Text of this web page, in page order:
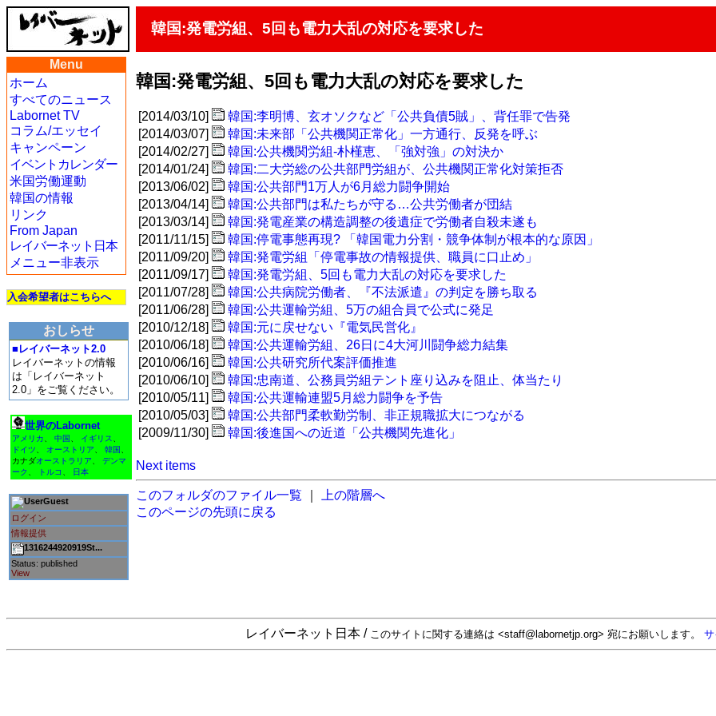
韓国:発電労組、5回も電力大乱の対応を要求した
Menu
ホーム
すべてのニュース
Labornet TV
コラム/エッセイ
キャンペーン
イベントカレンダー
米国労働運動
韓国の情報
リンク
From Japan
レイバーネット日本
メニュー非表示
入会希望者はこちらへ
おしらせ
■レイバーネット2.0
レイバーネットの情報
は「レイバーネット
2.0」をご覧ください。
世界のLabornet
アメリカ 中国 イギリス
ドイツ
オーストリア 韓国
カナダオーストラリア
デンマ
ーク
トルコ 日本
Guest
ログイン
情報提供
1316244920919St...
Status: published
View
韓国:発電労組、5回も電力大乱の対応を要求した
[2014/03/10]
韓国:李明博、玄オソクなど「公共負債5賊」、背任罪で告発
[2014/03/07]
韓国:未来部「公共機関正常化」一方通行、反発を呼ぶ
[2014/02/27]
韓国:公共機関労組-朴槿恵、「強対強」の対決か
[2014/01/24]
韓国:二大労総の公共部門労組が、公共機関正常化対策拒否
[2013/06/02]
韓国:公共部門1万人が6月総力闘争開始
[2013/04/14]
韓国:公共部門は私たちが守る…公共労働者が団結
[2013/03/14]
韓国:発電産業の構造調整の後遺症で労働者自殺未遂も
[2011/11/15]
韓国:停電事態再現? 「韓国電力分割・競争体制が根本的な原因」
[2011/09/20]
韓国:発電労組「停電事故の情報提供、職員に口止め」
[2011/09/17]
韓国:発電労組、5回も電力大乱の対応を要求した
[2011/07/28]
韓国:公共病院労働者、『不法派遣』の判定を勝ち取る
[2011/06/28]
韓国:公共運輸労組、5万の組合員で公式に発足
[2010/12/18]
韓国:元に戻せない『電気民営化』
[2010/06/18]
韓国:公共運輸労組、26日に4大河川闘争総力結集
[2010/06/16]
韓国:公共研究所代案評価推進
[2010/06/10]
韓国:忠南道、公務員労組テント座り込みを阻止、体当たり
[2010/05/11]
韓国:公共運輸連盟5月総力闘争を予告
[2010/05/03]
韓国:公共部門柔軟勤労制、非正規職拡大につながる
[2009/11/30]
韓国:後進国への近道「公共機関先進化」
Next items
このフォルダのファイル一覧
上の階層へ
このページの先頭に戻る
レイバーネット日本 / このサイトに関する連絡は <staff@labornetjp.org> 宛にお願いします。